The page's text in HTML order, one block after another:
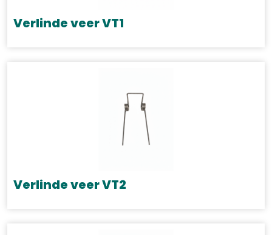
Verlinde veer VT1
Verlinde veer VT2